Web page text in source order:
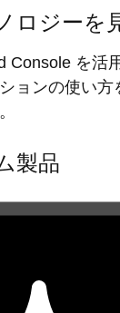
ロジーを
Console を活
ョンの使い方
製品